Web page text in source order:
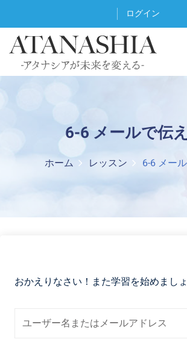
ログイン
6-6 メールで伝
ホーム レッスン 6-6 メー
おかえりなさい！また学習を始めましょ